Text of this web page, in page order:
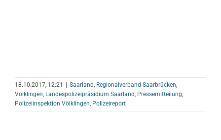
18.10.2017, 12:21 | Saarland Regionalverband Saarbrücken
Völklingen Landespolizeipräsidium Saarland Pressemitteilung
Polizeiinspektion Völklingen Polizeireport